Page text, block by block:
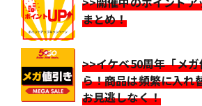
まとめ！
>>イケベ50周年「メ
ら！商品は頻繁に入れ
お見逃しなく！